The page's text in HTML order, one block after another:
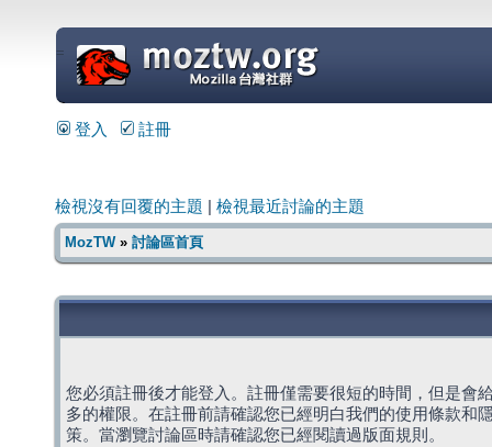
=
登入 註冊
檢視沒有回覆的主題 檢視最近討論的主題
MozTW» 討論區首頁
您必須註冊後才能登入。註冊僅需要很短的時間，但是會
多的權限。在註冊前請確認您已經明白我們的使用條款和
策。當瀏覽討論區時請確認您已經閱讀過版面規則。